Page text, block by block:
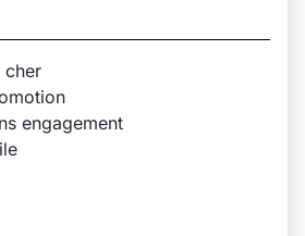
cher
engagement